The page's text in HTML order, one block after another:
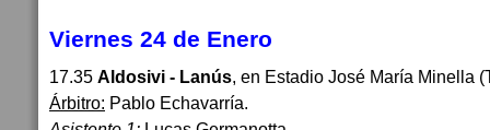
Viernes 24 de Enero
17.35 Aldosivi - Lanús, en Estadio José María Minella
Árbitro: Pablo Echavarría.